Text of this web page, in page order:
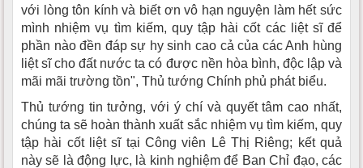
với lòng tôn kính và biết ơn vô hạn nguyện làm hết sức
mình nhiệm vụ tìm kiếm, quy tập hài cốt các liệt sĩ để
phần nào đền đáp sự hy sinh cao cả của các Anh hùng
liệt sĩ cho đất nước ta có được nền hòa bình, độc lập và
mãi mãi trường tồn", Thủ tướng Chính phủ phát biểu.
Thủ tướng tin tưởng, với ý chí và quyết tâm cao nhất,
chúng ta sẽ hoàn thành xuất sắc nhiệm vụ tìm kiếm, quy
tập hài cốt liệt sĩ tại Công viên Lê Thị Riêng; kết quả
này sẽ là động lực, là kinh nghiệm để Ban Chỉ đạo, các